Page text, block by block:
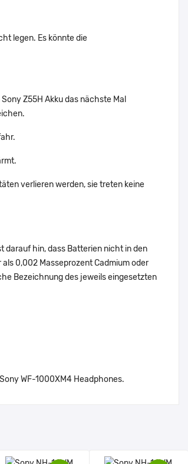
legen. Es könnte die
Z55H Akku das nächste Mal
verlieren werden, sie treten keine
darauf hin, dass Batterien nicht in den
0,002 Masseprozent Cadmium oder
Bezeichnung des jeweils eingesetzten
WF-1000XM4 Headphones.